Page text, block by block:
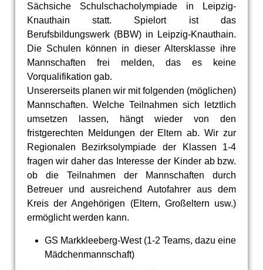
Sächsiche Schulschacholympiade in Leipzig-
Knauthain statt. Spielort ist das
Berufsbildungswerk (BBW) in Leipzig-Knauthain.
Die Schulen können in dieser Altersklasse ihre
Mannschaften frei melden, das es keine
Vorqualifikation gab.
Unsererseits planen wir mit folgenden (möglichen)
Mannschaften. Welche Teilnahmen sich letztlich
umsetzen lassen, hängt wieder von den
fristgerechten Meldungen der Eltern ab. Wir zur
Regionalen Bezirksolympiade der Klassen 1-4
fragen wir daher das Interesse der Kinder ab bzw.
ob die Teilnahmen der Mannschaften durch
Betreuer und ausreichend Autofahrer aus dem
Kreis der Angehörigen (Eltern, Großeltern usw.)
ermöglicht werden kann.
GS Markkleeberg-West (1-2 Teams, dazu eine
Mädchenmannschaft)